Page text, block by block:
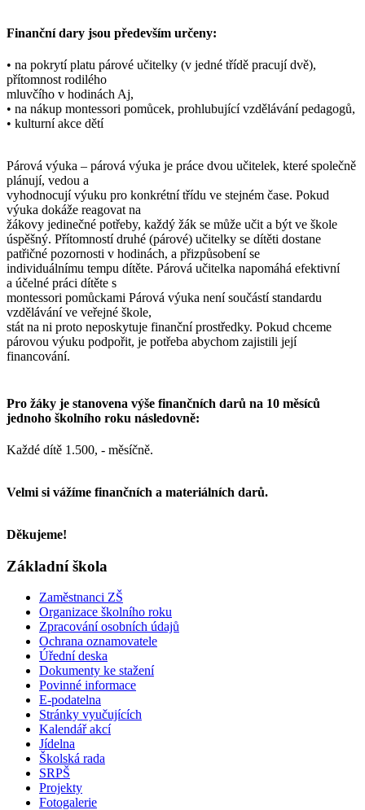
Finanční dary jsou především určeny:
• na pokrytí platu párové učitelky (v jedné třídě pracují dvě),
přítomnost rodilého
mluvčího v hodinách Aj,
• na nákup montessori pomůcek, prohlubující vzdělávání pedagogů,
• kulturní akce dětí
Párová výuka – párová výuka je práce dvou učitelek, které společně
plánují, vedou a
vyhodnocují výuku pro konkrétní třídu ve stejném čase. Pokud
výuka dokáže reagovat na
žákovy jedinečné potřeby, každý žák se může učit a být ve škole
úspěšný. Přítomností druhé (párové) učitelky se dítěti dostane
patřičné pozornosti v hodinách, a přizpůsobení se
individuálnímu tempu dítěte. Párová učitelka napomáhá efektivní
a účelné práci dítěte s
montessori pomůckami Párová výuka není součástí standardu
vzdělávání ve veřejné škole,
stát na ni proto neposkytuje finanční prostředky. Pokud chceme
párovou výuku podpořit, je potřeba abychom zajistili její
financování.
Pro žáky je stanovena výše finančních darů na 10 měsíců
jednoho školního roku následovně:
Každé dítě 1.500, - měsíčně.
Velmi si vážíme finančních a materiálních darů.
Děkujeme!
Základní škola
Zaměstnanci ZŠ
Organizace školního roku
Zpracování osobních údajů
Ochrana oznamovatele
Úřední deska
Dokumenty ke stažení
Povinné informace
E-podatelna
Stránky vyučujících
Kalendář akcí
Jídelna
Školská rada
SRPŠ
Projekty
Fotogalerie